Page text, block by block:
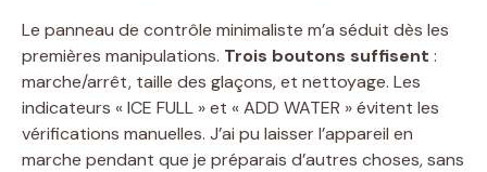
Le panneau de contrôle minimaliste m’a séduit dès les
premières manipulations. Trois boutons suffisent :
marche/arrêt, taille des glaçons, et nettoyage. Les
indicateurs « ICE FULL » et « ADD WATER » évitent les
vérifications manuelles. J’ai pu laisser l’appareil en
marche pendant que je préparais d’autres choses, sans